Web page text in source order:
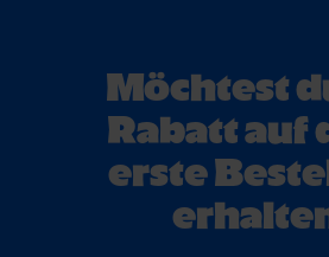
Möchtest
Rabatt auf
erste